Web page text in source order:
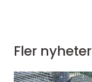
Fler nyheter